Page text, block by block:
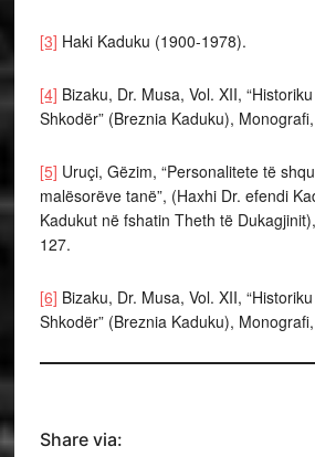
[3] Haki Kaduku (1900-1978).
[4] Bizaku, Dr. Musa, Vol. XII,
Shkodër” (Breznia Kaduku),
[5] Uruçi, Gëzim, “Personalitete të
malësorëve tanë”, (Haxhi Dr. efendi
Kadukut në fshatin Theth të
127.
[6] Bizaku, Dr. Musa, Vol. XII,
Shkodër” (Breznia Kaduku),
Share via: